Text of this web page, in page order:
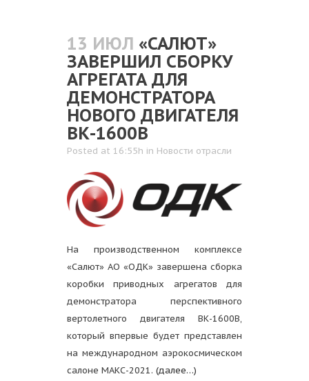
13 ИЮЛ «САЛЮТ»
ЗАВЕРШИЛ СБОРКУ
АГРЕГАТА ДЛЯ
ДЕМОНСТРАТОРА
НОВОГО ДВИГАТЕЛЯ
ВК-1600В
Posted at 16:55h in Новости отрасли
На производственном комплексе
«Салют» АО «ОДК» завершена сборка
коробки приводных агрегатов для
демонстратора перспективного
вертолетного двигателя ВК-1600В,
который впервые будет представлен
на международном аэрокосмическом
салоне МАКС-2021. (далее…)